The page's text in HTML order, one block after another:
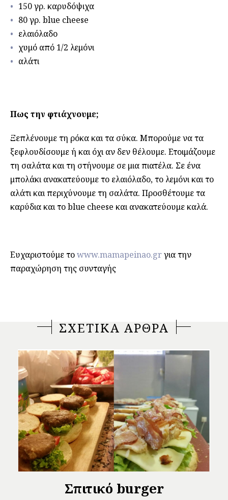
150 γρ. καρυδόψιχα
80 γρ. blue cheese
ελαιόλαδο
χυμό από 1/2 λεμόνι
αλάτι
Πως την φτιάχνουμε;
Ξεπλένουμε τη ρόκα και τα σύκα. Μπορούμε να τα
ξεφλουδίσουμε ή και όχι αν δεν θέλουμε. Ετοιμάζουμε
τη σαλάτα και τη στήνουμε σε μια πιατέλα. Σε ένα
μπολάκι ανακατεύουμε το ελαιόλαδο, το λεμόνι και το
αλάτι και περιχύνουμε τη σαλάτα. Προσθέτουμε τα
καρύδια και το blue cheese και ανακατεύουμε καλά.
Ευχαριστούμε τοwww.mamapeinao.grγια την
παραχώρηση της συνταγής
ΣΧΕΤΙΚΑ ΑΡΘΡΑ
Σπιτικό burger